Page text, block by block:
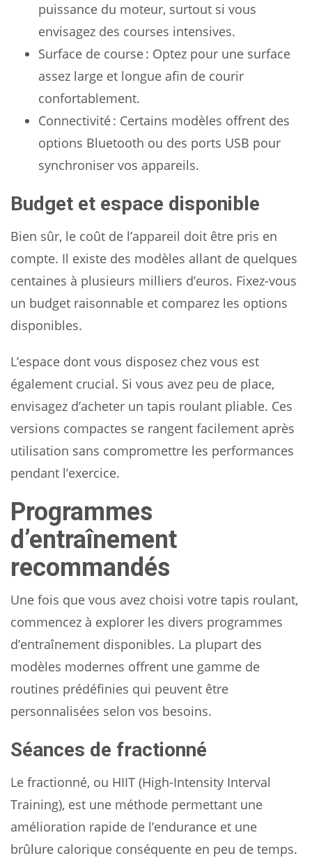
puissance du moteur, surtout si vous
envisagez des courses intensives.
Surface de course : Optez pour une surface
assez large et longue afin de courir
confortablement.
Connectivité : Certains modèles offrent des
options Bluetooth ou des ports USB pour
synchroniser vos appareils.
Budget et espace disponible
Bien sûr, le coût de l’appareil doit être pris en
compte. Il existe des modèles allant de quelques
centaines à plusieurs milliers d’euros. Fixez-vous
un budget raisonnable et comparez les options
disponibles.
L’espace dont vous disposez chez vous est
également crucial. Si vous avez peu de place,
envisagez d’acheter un tapis roulant pliable. Ces
versions compactes se rangent facilement après
utilisation sans compromettre les performances
pendant l’exercice.
Programmes
d’entraînement
recommandés
Une fois que vous avez choisi votre tapis roulant,
commencez à explorer les divers programmes
d’entraînement disponibles. La plupart des
modèles modernes offrent une gamme de
routines prédéfinies qui peuvent être
personnalisées selon vos besoins.
Séances de fractionné
Le fractionné, ou HIIT (High-Intensity Interval
Training), est une méthode permettant une
amélioration rapide de l’endurance et une
brûlure calorique conséquente en peu de temps.